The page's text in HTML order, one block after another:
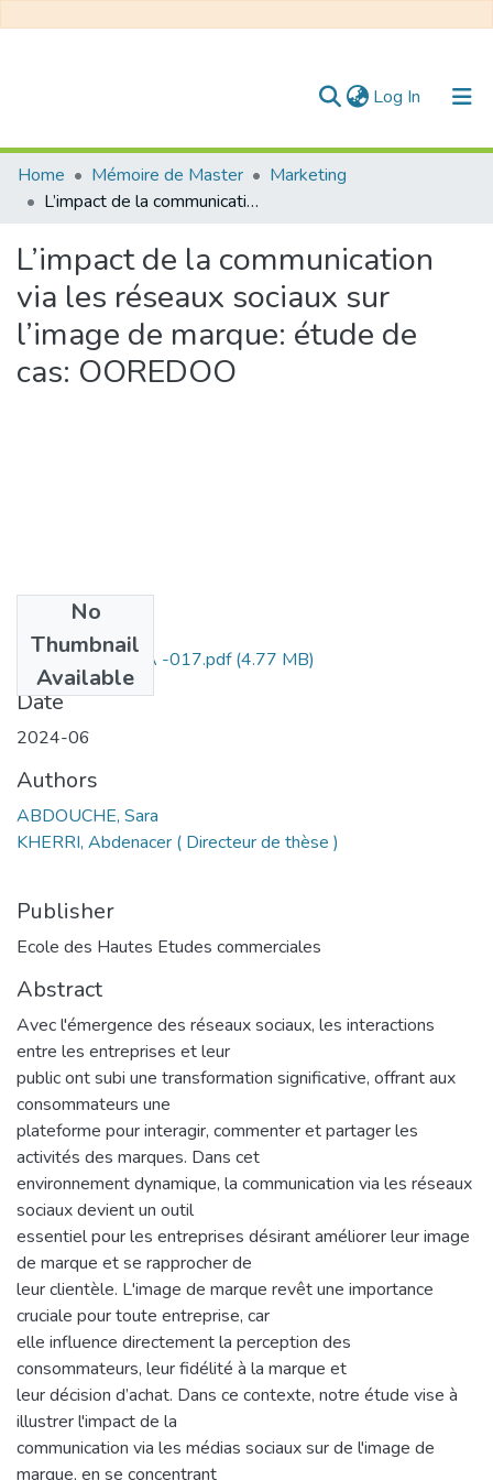
Log In (current)
Communities & Collections
All of DSpace
Statistics
Home Mémoire de Master
Marketing
L’impact de la communication via les réseaux sociaux sur l’image de marque: étude de cas: OOREDOO
L’impact de la communication
via les réseaux sociaux sur
l’image de marque: étude de
cas: OOREDOO
No
Thumbnail
Available
Abderrahim SEBA -017.pdf(4.77 MB)
Date
2024-06
Authors
ABDOUCHE, Sara
KHERRI, Abdenacer ( Directeur de thèse )
Publisher
Ecole des Hautes Etudes commerciales
Abstract
Avec l'émergence des réseaux sociaux, les interactions
entre les entreprises et leur
public ont subi une transformation significative, offrant aux
consommateurs une
plateforme pour interagir, commenter et partager les
activités des marques. Dans cet
environnement dynamique, la communication via les réseaux
sociaux devient un outil
essentiel pour les entreprises désirant améliorer leur image
de marque et se rapprocher de
leur clientèle. L'image de marque revêt une importance
cruciale pour toute entreprise, car
elle influence directement la perception des
consommateurs, leur fidélité à la marque et
leur décision d’achat. Dans ce contexte, notre étude vise à
illustrer l'impact de la
communication via les médias sociaux sur de l'image de
marque, en se concentrant